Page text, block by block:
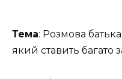
Тема: Розмова
який ставить багато